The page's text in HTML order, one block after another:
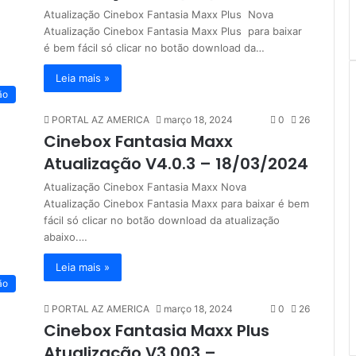
Atualização Cinebox Fantasia Maxx Plus Nova
Atualização Cinebox Fantasia Maxx Plus para baixar
é bem fácil só clicar no botão download da…
Leia mais »
PORTAL AZ AMERICA março 18, 2024 0 26
Cinebox Fantasia Maxx
Atualização V4.0.3 – 18/03/2024
Atualização Cinebox Fantasia Maxx Nova
Atualização Cinebox Fantasia Maxx para baixar é bem
fácil só clicar no botão download da atualização
abaixo.…
Leia mais »
PORTAL AZ AMERICA março 18, 2024 0 26
Cinebox Fantasia Maxx Plus